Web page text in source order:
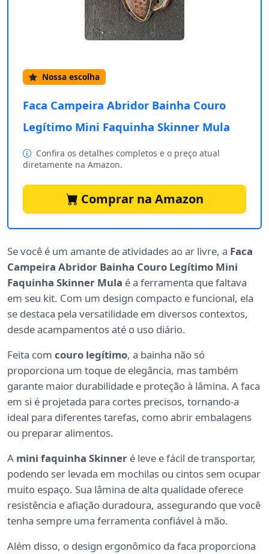
Nossa escolha
Faca Campeira Abridor Bainha Couro
Legítimo Mini Faquinha Skinner Mula
Confira os detalhes completos e o preço atual
diretamente na Amazon.
Comprar na Amazon
Se você é um amante de atividades ao ar livre, a Faca
Campeira Abridor Bainha Couro Legítimo Mini
Faquinha Skinner Mula é a ferramenta que faltava
em seu kit. Com um design compacto e funcional, ela
se destaca pela versatilidade em diversos contextos,
desde acampamentos até o uso diário.
Feita com couro legítimo, a bainha não só
proporciona um toque de elegância, mas também
garante maior durabilidade e proteção à lâmina. A faca
em si é projetada para cortes precisos, tornando-a
ideal para diferentes tarefas, como abrir embalagens
ou preparar alimentos.
A mini faquinha Skinner é leve e fácil de transportar,
podendo ser levada em mochilas ou cintos sem ocupar
muito espaço. Sua lâmina de alta qualidade oferece
resistência e afiação duradoura, assegurando que você
tenha sempre uma ferramenta confiável à mão.
Além disso, o design ergonômico da faca proporciona